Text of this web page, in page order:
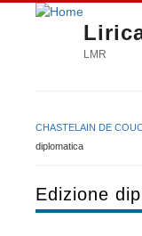
LMR
Tu sei qui
CHASTELAIN DE
diplomatica
Edizione